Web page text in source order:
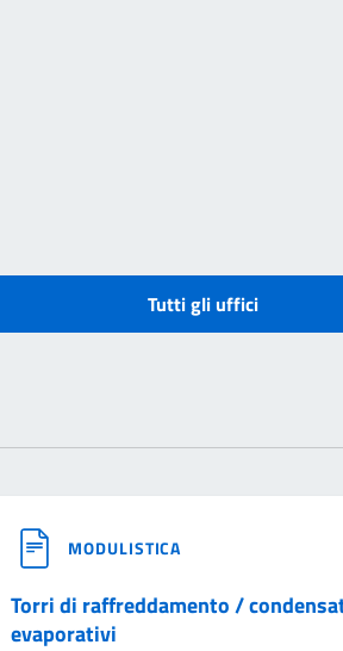
Tutti gli uffici
MODULISTICA
Torri di raffreddamento /
evaporativi